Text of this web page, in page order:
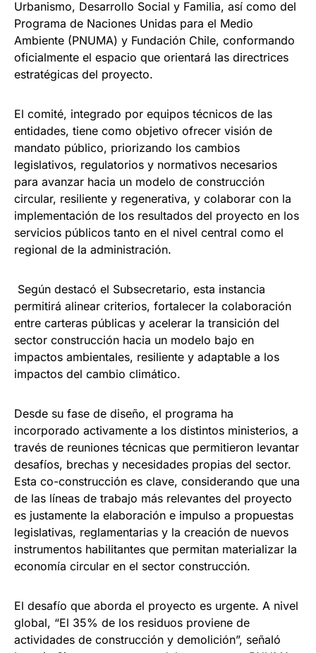
Urbanismo, Desarrollo Social y Familia, así como del
Programa de Naciones Unidas para el Medio
Ambiente (PNUMA) y Fundación Chile, conformando
oficialmente el espacio que orientará las directrices
estratégicas del proyecto.
El comité, integrado por equipos técnicos de las
entidades, tiene como objetivo ofrecer visión de
mandato público, priorizando los cambios
legislativos, regulatorios y normativos necesarios
para avanzar hacia un modelo de construcción
circular, resiliente y regenerativa, y colaborar con la
implementación de los resultados del proyecto en los
servicios públicos tanto en el nivel central como el
regional de la administración.
Según destacó el Subsecretario, esta instancia
permitirá alinear criterios, fortalecer la colaboración
entre carteras públicas y acelerar la transición del
sector construcción hacia un modelo bajo en
impactos ambientales, resiliente y adaptable a los
impactos del cambio climático.
Desde su fase de diseño, el programa ha
incorporado activamente a los distintos ministerios, a
través de reuniones técnicas que permitieron levantar
desafíos, brechas y necesidades propias del sector.
Esta co-construcción es clave, considerando que una
de las líneas de trabajo más relevantes del proyecto
es justamente la elaboración e impulso a propuestas
legislativas, reglamentarias y la creación de nuevos
instrumentos habilitantes que permitan materializar la
economía circular en el sector construcción.
El desafío que aborda el proyecto es urgente. A nivel
global, “El 35% de los residuos proviene de
actividades de construcción y demolición”, señaló